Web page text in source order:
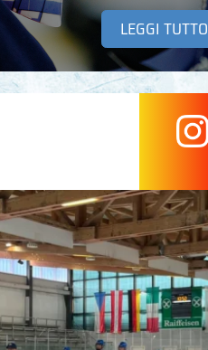
LEGGI TUTTO